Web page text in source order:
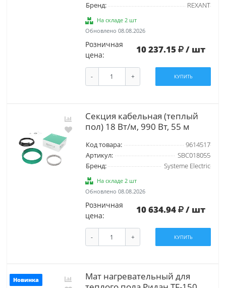
Бренд:
REXANT
На складе 2 шт
Обновлено 08.08.2026
Розничная
цена:
10 237.15 / шт
- + КУПИТЬ
Секция кабельная (теплый
пол) 18 Вт/м, 990 Вт, 55 м
Код товара:
9614517
Артикул:
SBC018055
Бренд:
Systeme Electric
На складе 2 шт
Обновлено 08.08.2026
Розничная
цена:
10 634.94 / шт
- + КУПИТЬ
Новинка
Мат нагревательный для